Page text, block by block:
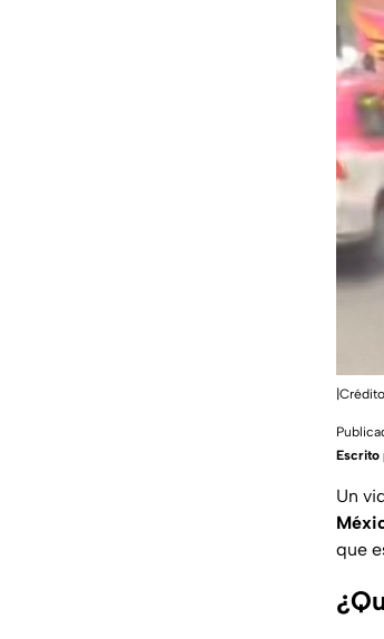
Escrito
Un
que